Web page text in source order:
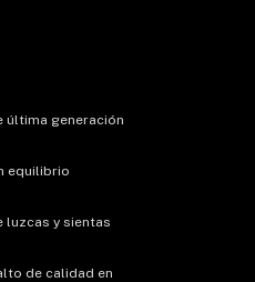
última generación
equilibrio
luzcas y sientas
de calidad en